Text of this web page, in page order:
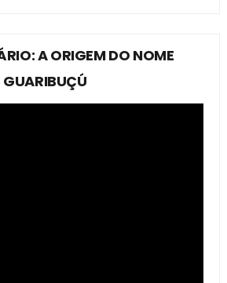
A ORIGEM DO NOME
GUARIBUÇÚ